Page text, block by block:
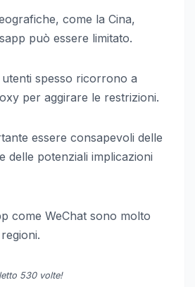
come la Cina,
può essere limitato.
utenti spesso ricorrono a
per aggirare le restrizioni.
essere consapevoli delle
delle potenziali implicazioni
come WeChat sono molto
530 volte!